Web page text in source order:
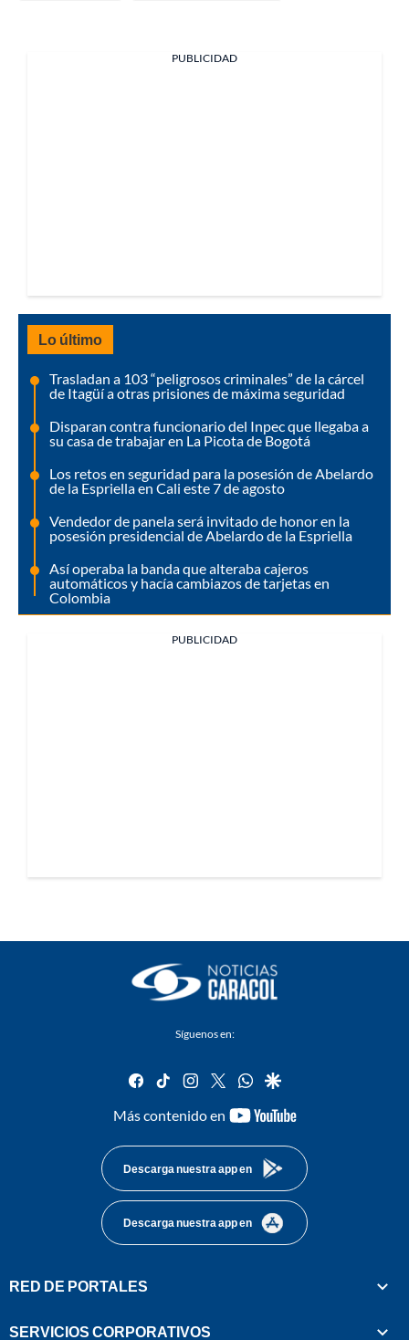
PUBLICIDAD
Lo último
Trasladan a 103 “peligrosos criminales” de la cárcel
de Itagüí a otras prisiones de máxima seguridad
Disparan contra funcionario del Inpec que llegaba a
su casa de trabajar en La Picota de Bogotá
Los retos en seguridad para la posesión de Abelardo
de la Espriella en Cali este 7 de agosto
Vendedor de panela será invitado de honor en la
posesión presidencial de Abelardo de la Espriella
Así operaba la banda que alteraba cajeros
automáticos y hacía cambiazos de tarjetas en
Colombia
PUBLICIDAD
Síguenos en:
facebook
tiktok instagram
twitterwhatsapp
google
Más contenido en
youtube-
Descarga nuestra app en
Descarga nuestra app en
RED DE PORTALES
SERVICIOS CORPORATIVOS